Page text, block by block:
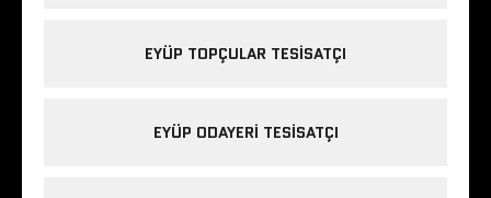
EYÜP TOPÇULAR TESISATÇI
EYÜP ODAYERI TESISATÇI